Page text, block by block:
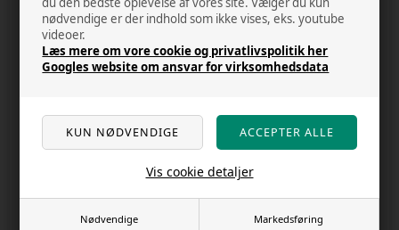
nødvendige er der indhold som ikke vises, eks. youtube
videoer.
Læs mere om vore cookie og privatlivspolitik her
Googles website om ansvar for virksomhedsdata
Nødvendige Markedsføring
Vis cookie detaljer